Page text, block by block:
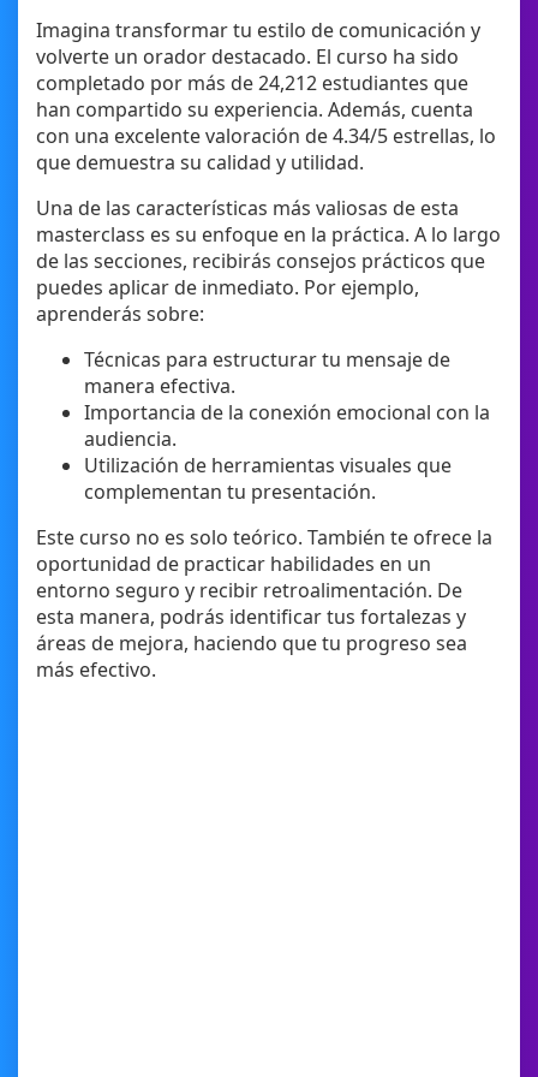
Imagina transformar tu estilo de comunicación y
volverte un orador destacado. El curso ha sido
completado por más de 24,212 estudiantes que
han compartido su experiencia. Además, cuenta
con una excelente valoración de 4.34/5 estrellas, lo
que demuestra su calidad y utilidad.
Una de las características más valiosas de esta
masterclass es su enfoque en la práctica. A lo largo
de las secciones, recibirás consejos prácticos que
puedes aplicar de inmediato. Por ejemplo,
aprenderás sobre:
Técnicas para estructurar tu mensaje de
manera efectiva.
Importancia de la conexión emocional con la
audiencia.
Utilización de herramientas visuales que
complementan tu presentación.
Este curso no es solo teórico. También te ofrece la
oportunidad de practicar habilidades en un
entorno seguro y recibir retroalimentación. De
esta manera, podrás identificar tus fortalezas y
áreas de mejora, haciendo que tu progreso sea
más efectivo.